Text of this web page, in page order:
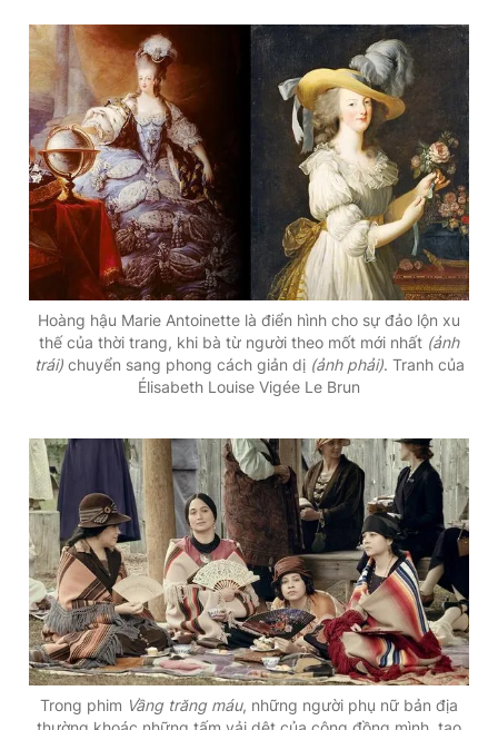
Hoàng hậu Marie Antoinette là điển hình cho sự đảo lộn xu
thế của thời trang, khi bà từ người theo mốt mới nhất (ảnh
trái)chuyển sang phong cách giản dị (ảnh phải). Tranh của
Élisabeth Louise Vigée Le Brun
Trong phim Vầng trăng máu, những người phụ nữ bản địa